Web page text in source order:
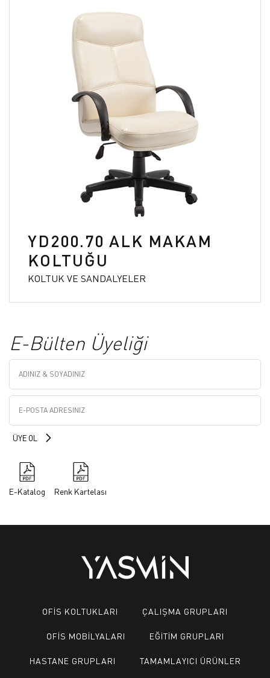
YD200.70 ALK MAKAM
KOLTUĞU
KOLTUK VE SANDALYELER
E-Bülten Üyeliği
E-Katalog Renk Kartelası
OFİS KOLTUKLARI ÇALIŞMA GRUPLARI
OFİS MOBİLYALARI EĞİTİM GRUPLARI
HASTANE GRUPLARI TAMAMLAYICI ÜRÜNLER